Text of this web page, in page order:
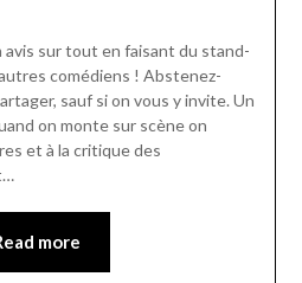
avis sur tout en faisant du stand-
comédiens ! Abstenez-
sauf si on vous y invite. Un
on monte sur scène on
et à la critique des
more